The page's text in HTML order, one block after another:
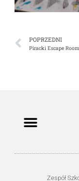
POPRZEDNI
Piracki Escape Room
Zespół